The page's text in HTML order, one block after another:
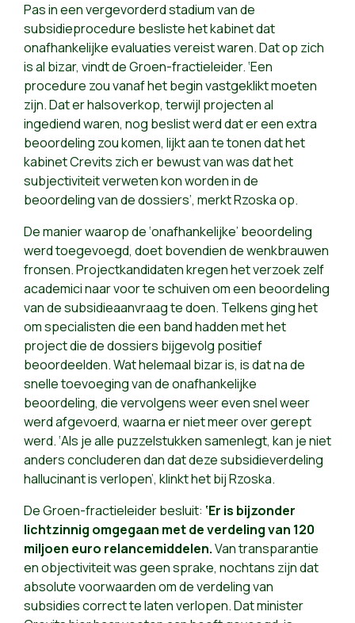
Pas in een vergevorderd stadium van de
subsidieprocedure besliste het kabinet dat
onafhankelijke evaluaties vereist waren. Dat op zich
is al bizar, vindt de Groen-fractieleider. ‘Een
procedure zou vanaf het begin vastgeklikt moeten
zijn. Dat er halsoverkop, terwijl projecten al
ingediend waren, nog beslist werd dat er een extra
beoordeling zou komen, lijkt aan te tonen dat het
kabinet Crevits zich er bewust van was dat het
subjectiviteit verweten kon worden in de
beoordeling van de dossiers’, merkt Rzoska op.
De manier waarop de ‘onafhankelijke’ beoordeling
werd toegevoegd, doet bovendien de wenkbrauwen
fronsen. Projectkandidaten kregen het verzoek zelf
academici naar voor te schuiven om een beoordeling
van de subsidieaanvraag te doen. Telkens ging het
om specialisten die een band hadden met het
project die de dossiers bijgevolg positief
beoordeelden. Wat helemaal bizar is, is dat na de
snelle toevoeging van de onafhankelijke
beoordeling, die vervolgens weer even snel weer
werd afgevoerd, waarna er niet meer over gerept
werd. ‘Als je alle puzzelstukken samenlegt, kan je niet
anders concluderen dan dat deze subsidieverdeling
hallucinant is verlopen’, klinkt het bij Rzoska.
De Groen-fractieleider besluit: ‘Er is bijzonder
lichtzinnig omgegaan met de verdeling van 120
miljoen euro relancemiddelen.Van transparantie
en objectiviteit was geen sprake, nochtans zijn dat
absolute voorwaarden om de verdeling van
subsidies correct te laten verlopen. Dat minister